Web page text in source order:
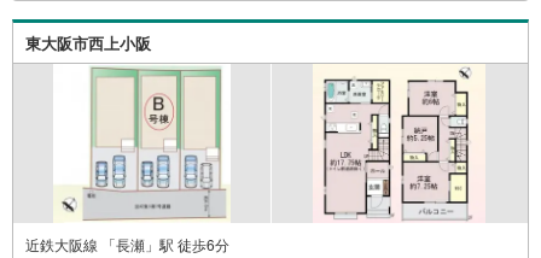
■なぜ建売価格で「理想」が叶うのか？
施工から販売までグループ内で完結させることで中間コストを徹底カッ
ト。その分を「広さ」と「性能」に還元しました
■「お金の理想」も諦めない。専属FPによる無料相談
・家計の「見える化」で安心を
教育費や老後資金など将来の出費を数値化。一生涯の家計シミュレーショ
ンを作成します。
・プロならではのアドバイス
「最適な銀行は？」「今の年収で大丈夫？」といった疑問から住宅ローン
の最大活用まで、家計を守る具体的なプランをご提案
東大阪市西上小阪
近鉄大阪線 「長瀬」駅 徒歩6分